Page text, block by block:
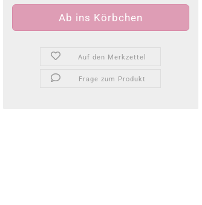
Auf den Merkzettel
Frage zum Produkt